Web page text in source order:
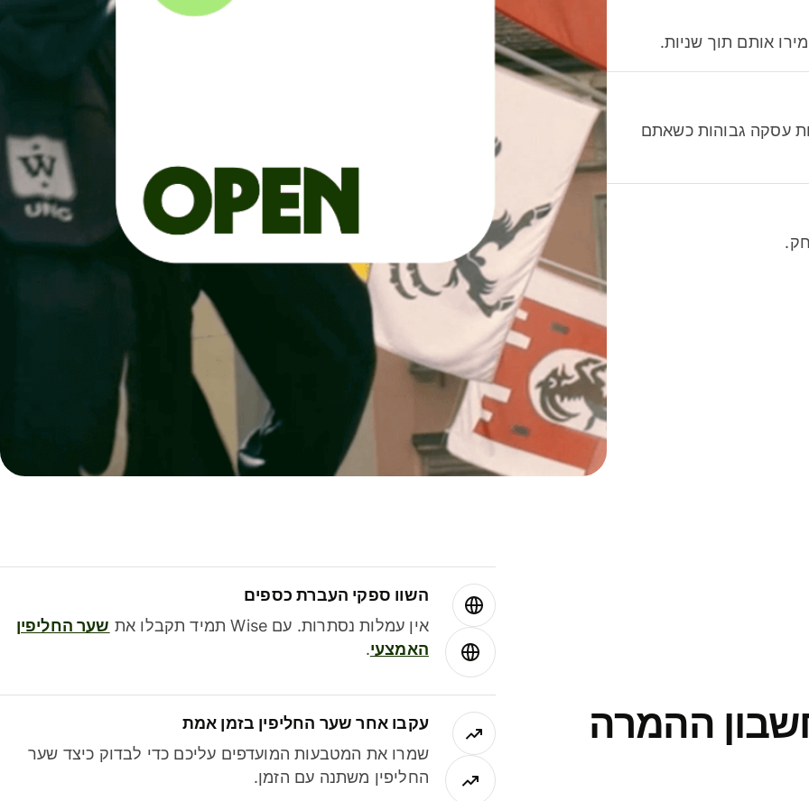
אותם תוך שניות.
עסקה גבוהות כשאתם
ההמרה
השוו ספקי העברת כספים
אין עמלות נסתרות. עם Wise תמיד תקבלו את
שער החליפין
האמצעי.
עקבו אחר שער החליפין בזמן אמת
שמרו את המטבעות המועדפים עליכם כדי לבדוק כיצד שער
החליפין משתנה עם הזמן.